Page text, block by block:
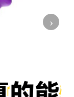
›